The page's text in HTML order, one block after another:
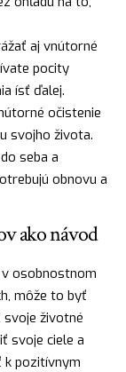
aj vnútorné
pocity
ísť ďalej.
očistenie
svojho života.
seba a
obnovu a
ako návod
osobnostnom
môže to byť
životné
svoje ciele a
k pozitívnym